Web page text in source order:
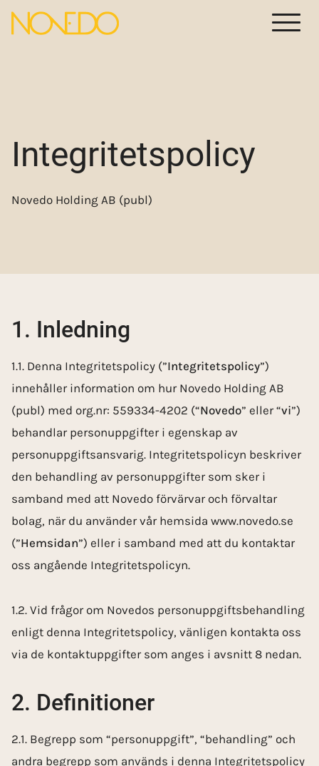
Menu
Integritetspolicy
Novedo Holding AB (publ)
1. Inledning
1.1. Denna Integritetspolicy (”Integritetspolicy”)
innehåller information om hur Novedo Holding AB
(publ) med org.nr: 559334-4202 (“Novedo” eller “vi”)
behandlar personuppgifter i egenskap av
personuppgiftsansvarig. Integritetspolicyn beskriver
den behandling av personuppgifter som sker i
samband med att Novedo förvärvar och förvaltar
bolag, när du använder vår hemsida www.novedo.se
(”Hemsidan”) eller i samband med att du kontaktar
oss angående Integritetspolicyn.
1.2. Vid frågor om Novedos personuppgiftsbehandling
enligt denna Integritetspolicy, vänligen kontakta oss
via de kontaktuppgifter som anges i avsnitt 8 nedan.
2. Definitioner
2.1. Begrepp som “personuppgift”, “behandling” och
andra begrepp som används i denna Integritetspolicy